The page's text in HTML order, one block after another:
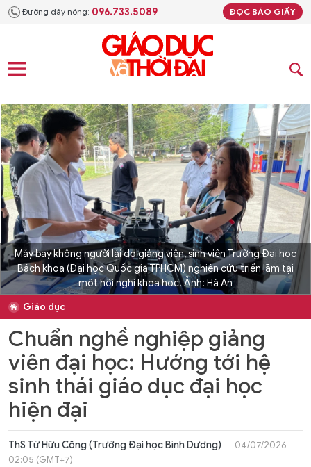
Đường dây nóng: 096.733.5089 ĐỌC BÁO GIẤY
Máy bay không người lái do giảng viên, sinh viên Trường Đại học
Bách khoa (Đại học Quốc gia TPHCM) nghiên cứu triển lãm tại
một hội nghị khoa học. Ảnh: Hà An
Giáo dục
Chuẩn nghề nghiệp giảng
viên đại học: Hướng tới hệ
sinh thái giáo dục đại học
hiện đại
ThS Từ Hữu Công (Trường Đại học Bình Dương)
04/07/2026
02:05 (GMT+7)